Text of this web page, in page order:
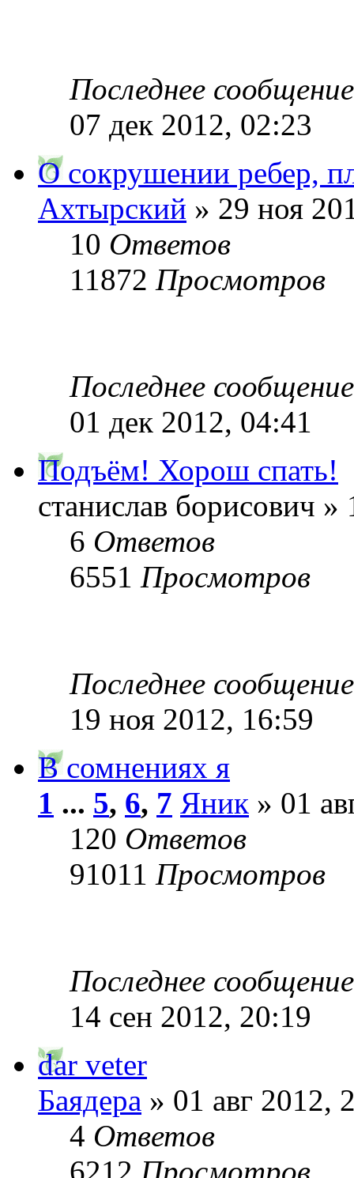
Последнее
07 дек 2012, 02:23
О сокрушении ребер,
Ахтырский » 29 ноя
10 Ответов
11872 Просмотров
Последнее
01 дек 2012, 04:41
Подъём! Хорош спать!
станислав борисович
6 Ответов
6551 Просмотров
Последнее
19 ноя 2012, 16:59
В сомнениях я
1 ... 5, 6, 7 Яник » 01
120 Ответов
91011 Просмотров
Последнее
14 сен 2012, 20:19
dar veter
Баядера » 01 авг 2012,
4 Ответов
6212 Просмотров